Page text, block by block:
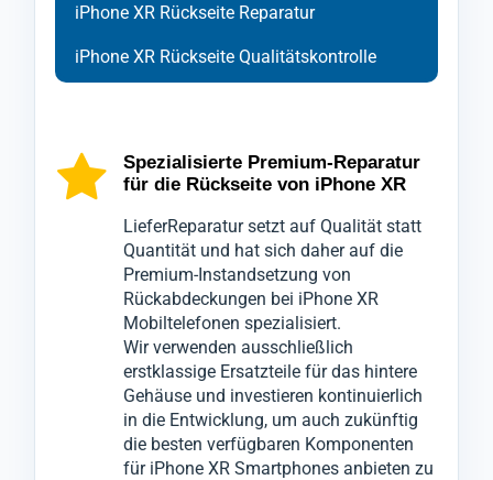
iPhone XR Rückseite Reparatur
iPhone XR Rückseite Qualitätskontrolle
fortschrittliche Technologien, um die genaue
Ursache der Beschädigungen am
Hinterdeckel zu ermitteln.
Wir wissen, wie unverzichtbar Ihr Mobilgerät
iPhone XR für Sie ist, daher garantieren wir
eine schnelle und präzise Serviceleistung,
ohne bei der Qualität Kompromisse
einzugehen.
Sollten die Probleme nicht ausschließlich
auf das iPhone XR Backcover beschränkt
sein, informieren wir Sie umgehend und
ausschließlich mit spezialisierten
Werkzeugen geöffnet, um den
bestmöglichen Schutz zu gewährleisten.
Es handelt sich hierbei um eine Reparatur
des iPhone XR Rückgehäuses.
Dabei wird die beschädigte Rückabdeckung
Ihres Geräts iPhone XR entfernt und durch
ein hochwertiges, neues Backcover ersetzt,
um die Optik und Funktionalität Ihres
Mobilgeräts wiederherzustellen.
Kontrolle durch unsere Qualitätsabteilung,
die das Rückgehäuse Ihres Mobilgeräts
iPhone XR nochmals gründlich überprüft.
Erst wenn alle Tests bestanden sind, wird Ihr
Mobiltelefon iPhone XR für den Versand
freigegeben.
Dieser Prozess minimiert ärgerliche
Reklamationen, die sonst zu weiteren
Ausfallzeiten führen könnten.
Spezialisierte Premium-Reparatur
für die Rückseite von iPhone XR
LieferReparatur setzt auf Qualität statt
Quantität und hat sich daher auf die
Premium-Instandsetzung von
Rückabdeckungen bei iPhone XR
Mobiltelefonen spezialisiert.
Wir verwenden ausschließlich
erstklassige Ersatzteile für das hintere
Gehäuse und investieren kontinuierlich
in die Entwicklung, um auch zukünftig
die besten verfügbaren Komponenten
für iPhone XR Smartphones anbieten zu